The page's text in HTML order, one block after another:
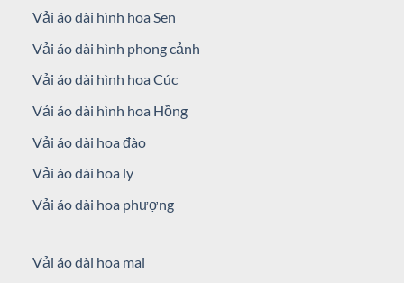
Vải áo dài hình hoa Sen
Vải áo dài hình phong cảnh
Vải áo dài hình hoa Cúc
Vải áo dài hình hoa Hồng
Vải áo dài hoa đào
Vải áo dài hoa ly
Vải áo dài hoa phượng
Vải áo dài hoa mai